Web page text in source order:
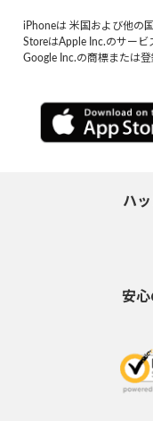
iPhoneは 米国および他の
StoreはApple Inc.のサービ
Google Inc.の商標または登
ハ
安心